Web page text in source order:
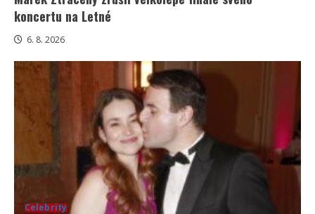
koncertu na Letné
6. 8. 2026
Celebrity